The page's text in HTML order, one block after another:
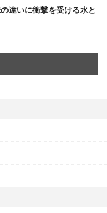
違いに衝撃を受ける水と